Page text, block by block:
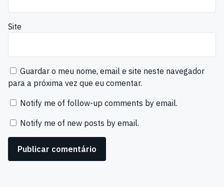
Site
Guardar o meu nome, email e site neste navegador
para a próxima vez que eu comentar.
Notify me of follow-up comments by email.
Notify me of new posts by email.